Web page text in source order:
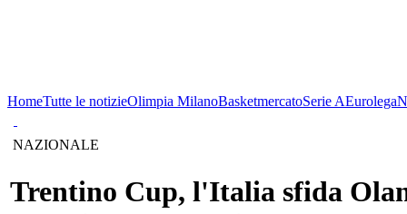
HomeTutte le notizieOlimpia MilanoBasketmercatoSerie AEurolega
NAZIONALE
Trentino Cup, l'Italia sfida